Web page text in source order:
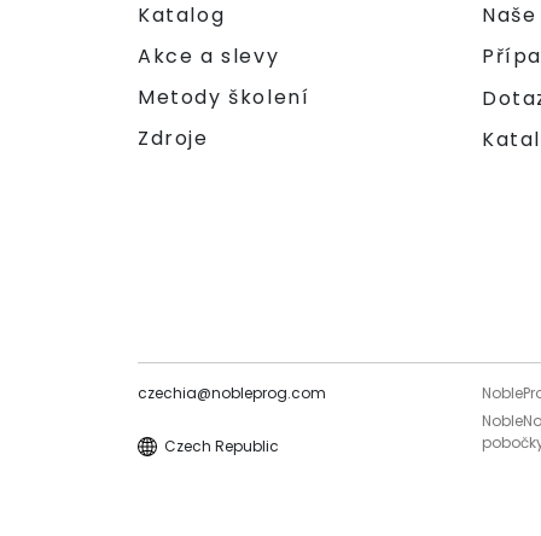
Katalog
Akce a slevy
Metody školení
Zdroje
czechia@nobleprog.com
Czech Republic